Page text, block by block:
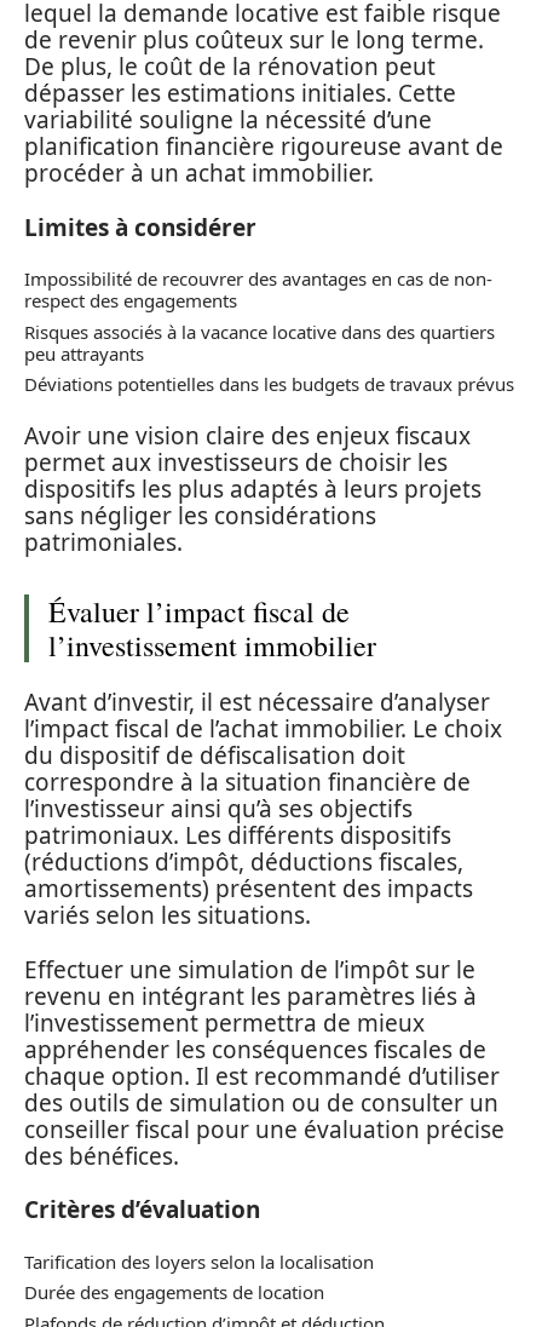
lequel la demande locative est faible risque
de revenir plus coûteux sur le long terme.
De plus, le coût de la rénovation peut
dépasser les estimations initiales. Cette
variabilité souligne la nécessité d’une
planification financière rigoureuse avant de
procéder à un achat immobilier.
Limites à considérer
Impossibilité de recouvrer des avantages en cas de non-
respect des engagements
Risques associés à la vacance locative dans des quartiers
peu attrayants
Déviations potentielles dans les budgets de travaux prévus
Avoir une vision claire des enjeux fiscaux
permet aux investisseurs de choisir les
dispositifs les plus adaptés à leurs projets
sans négliger les considérations
patrimoniales.
Évaluer l’impact fiscal de
l’investissement immobilier
Avant d’investir, il est nécessaire d’analyser
l’impact fiscal de l’achat immobilier. Le choix
du dispositif de défiscalisation doit
correspondre à la situation financière de
l’investisseur ainsi qu’à ses objectifs
patrimoniaux. Les différents dispositifs
(réductions d’impôt, déductions fiscales,
amortissements) présentent des impacts
variés selon les situations.
Effectuer une simulation de l’impôt sur le
revenu en intégrant les paramètres liés à
l’investissement permettra de mieux
appréhender les conséquences fiscales de
chaque option. Il est recommandé d’utiliser
des outils de simulation ou de consulter un
conseiller fiscal pour une évaluation précise
des bénéfices.
Critères d’évaluation
Tarification des loyers selon la localisation
Durée des engagements de location